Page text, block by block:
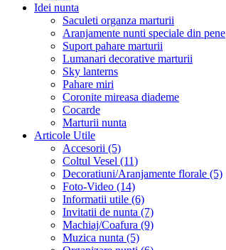
Idei nunta
Saculeti organza marturii
Aranjamente nunti speciale din pene
Suport pahare marturii
Lumanari decorative marturii
Sky lanterns
Pahare miri
Coronite mireasa diademe
Cocarde
Marturii nunta
Articole Utile
Accesorii (5)
Coltul Vesel (11)
Decoratiuni/Aranjamente florale (5)
Foto-Video (14)
Informatii utile (6)
Invitatii de nunta (7)
Machiaj/Coafura (9)
Muzica nunta (5)